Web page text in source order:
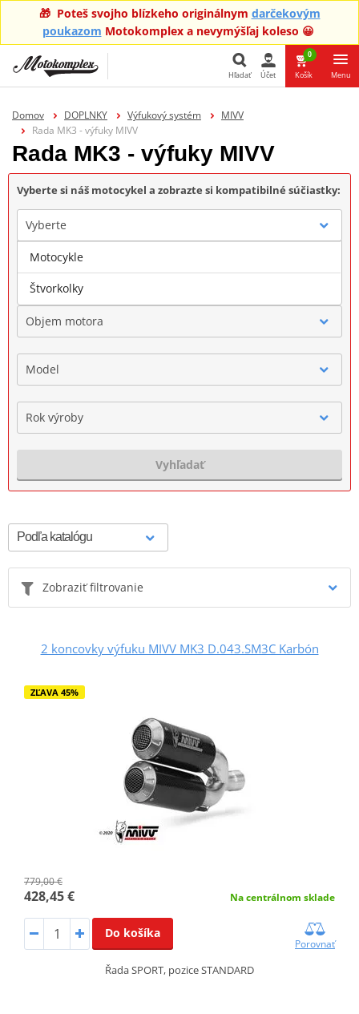
🎁 Poteš svojho blízkeho originálnym darčekovým
poukazom Motokomplex a nevymýšľaj koleso 😀
Hľadať Účet
0
Košík Menu
Domov DOPLNKY Výfukový systém
MIVV
Rada MK3 - výfuky MIVV
Rada MK3 - výfuky MIVV
Vyberte si náš motocykel a zobrazte si kompatibilné súčiastky:
Vyberte
Značka
Objem motora
Model
Rok výroby
Vyhľadať
Zobraziť filtrovanie
2 koncovky výfuku MIVV MK3 D.043.SM3C Karbón
ZĽAVA 45%
779,00 €
428,45 € Na centrálnom sklade
Do košíka
Porovnať
Řada SPORT, pozice STANDARD
Motocykle
Štvorkolky